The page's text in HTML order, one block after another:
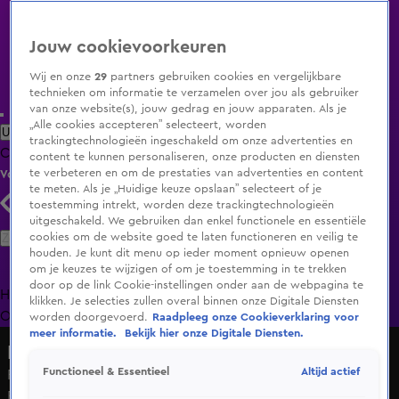
Uitzending Gemist Populaire programma's Zenders Genres
ClipsFilmsRadioSmart TV inlogShop
Volg KIJK
Zoeken
HomeUitzending Gemist Programma's De Bondgenoten
OranjezomerLivestreamsShop
Ronald Molendijk over demonstraties van Extinction
Jouw cookievoorkeuren
Wij en onze29 partners gebruiken cookies en vergelijkbare
technieken om informatie te verzamelen over jou als gebruiker
van onze website(s), jouw gedrag en jouw apparaten. Als je
„Alle cookies accepteren” selecteert, worden
trackingtechnologieën ingeschakeld om onze advertenties en
content te kunnen personaliseren, onze producten en diensten
te verbeteren en om de prestaties van advertenties en content
te meten. Als je „Huidige keuze opslaan” selecteert of je
toestemming intrekt, worden deze trackingtechnologieën
uitgeschakeld. We gebruiken dan enkel functionele en essentiële
cookies om de website goed te laten functioneren en veilig te
houden. Je kunt dit menu op ieder moment opnieuw openen
om je keuzes te wijzigen of om je toestemming in te trekken
door op de link Cookie-instellingen onder aan de webpagina te
klikken. Je selecties zullen overal binnen onze Digitale Diensten
worden doorgevoerd.
Raadpleeg onze Cookieverklaring voor
meer informatie.
Bekijk hier onze Digitale Diensten.
Functioneel & Essentieel Altijd actief